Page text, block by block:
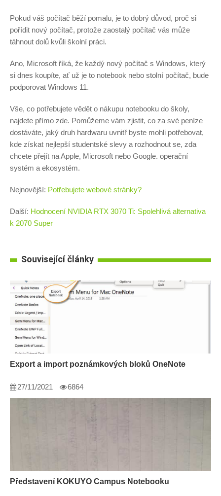
Pokud váš počítač běží pomalu, je to dobrý důvod, proč si
pořídit nový počítač, protože zaostalý počítač vás může
táhnout dolů kvůli školní práci.
Ano, Microsoft říká, že každý nový počítač s Windows, který
si dnes koupíte, ať už je to notebook nebo stolní počítač, bude
podporovat Windows 11.
Vše, co potřebujete vědět o nákupu notebooku do školy,
najdete přímo zde. Pomůžeme vám zjistit, co za své peníze
dostáváte, jaký druh hardwaru uvnitř byste mohli potřebovat,
kde získat nejlepší studentské slevy a rozhodnout se, zda
chcete přejít na Apple, Microsoft nebo Google. operační
systém a ekosystém.
Nejnovější: Potřebujete webové stránky?
Další: Hodnocení NVIDIA RTX 3070 Ti: Spolehlivá alternativa
k 2070 Super
Související články
Export a import poznámkových bloků OneNote
27/11/2021 6864
Představení KOKUYO Campus Notebooku